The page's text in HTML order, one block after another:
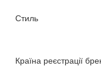
Стиль
Країна реєстрації